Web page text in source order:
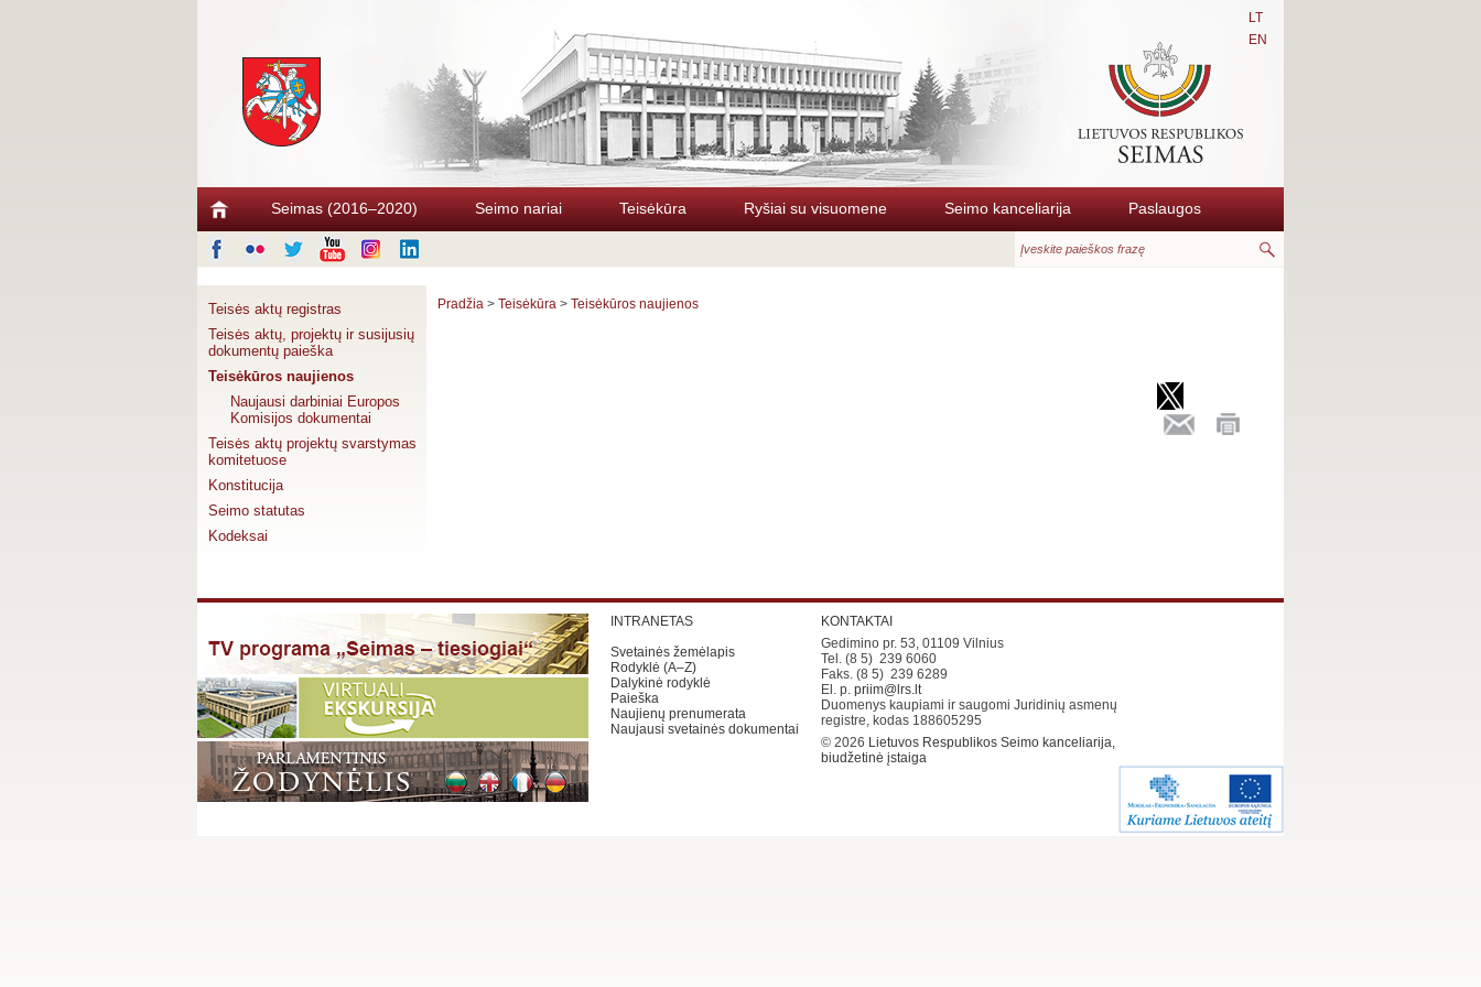
LT
EN
Seimas (2016–2020) Seimo nariai Teisėkūra Ryšiai su visuomene Seimo kanceliarija Paslaugos
Teisės aktų registras
Teisės aktų, projektų ir susijusių
dokumentų paieška
Teisėkūros naujienos
Naujausi darbiniai Europos
Komisijos dokumentai
Teisės aktų projektų svarstymas
komitetuose
Konstitucija
Seimo statutas
Kodeksai
Pradžia > Teisėkūra > Teisėkūros naujienos
INTRANETAS
Svetainės žemėlapis
Rodyklė (A–Z)
Dalykinė rodyklė
Paieška
Naujienų prenumerata
Naujausi svetainės dokumentai
KONTAKTAI
Gedimino pr. 53, 01109 Vilnius
Tel. (8 5) 239 6060
Faks. (8 5) 239 6289
El. p. priim@lrs.lt
Duomenys kaupiami ir saugomi Juridinių asmenų
registre, kodas 188605295
© 2026 Lietuvos Respublikos Seimo kanceliarija,
biudžetinė įstaiga